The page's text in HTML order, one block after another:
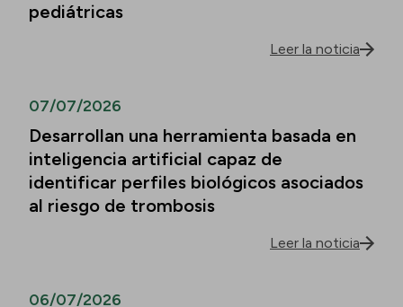
pediátricas
Leer la noticia
07/07/2026
Desarrollan una herramienta basada en
inteligencia artificial capaz de
identificar perfiles biológicos asociados
al riesgo de trombosis
Leer la noticia
06/07/2026